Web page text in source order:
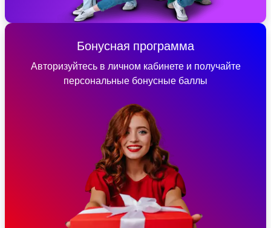
Бонусная программа
Авторизуйтесь в личном кабинете и получайте
персональные бонусные баллы